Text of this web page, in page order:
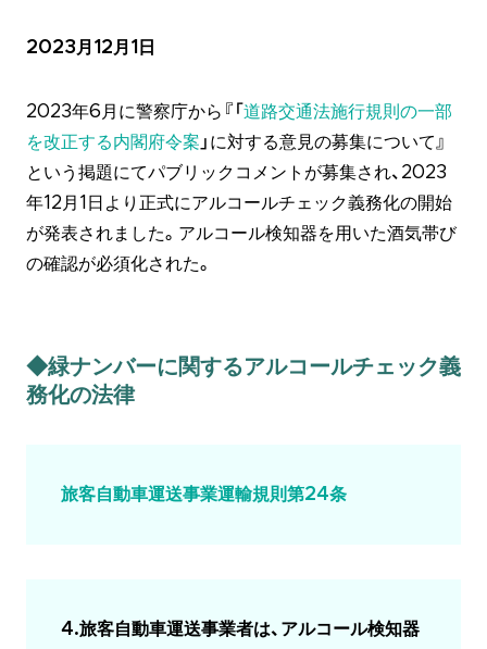
2023月12月1日
2023年6月に警察庁から『「 道路交通法施行規則の一部
を改正する内閣府令案 」に対する意見の募集について』
という掲題にてパブリックコメントが募集され、2023
年12月1日より正式にアルコールチェック義務化の開始
が発表されました。アルコール検知器を用いた酒気帯び
の確認が必須化された。
◆緑ナンバーに関するアルコールチェック義
務化の法律
旅客自動車運送事業運輸規則第24条
4.旅客自動車運送事業者は、アルコール検知器